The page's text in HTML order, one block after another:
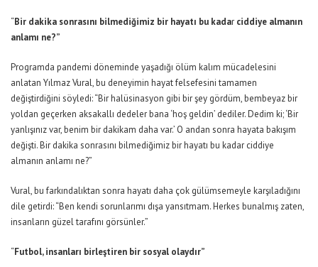
“Bir dakika sonrasını bilmediğimiz bir hayatı bu kadar ciddiye almanın
anlamı ne?”
Programda pandemi döneminde yaşadığı ölüm kalım mücadelesini
anlatan Yılmaz Vural, bu deneyimin hayat felsefesini tamamen
değiştirdiğini söyledi:“Bir halüsinasyon gibi bir şey gördüm,bembeyaz bir
yoldan geçerken aksakallı dedeler bana ‘hoş geldin’ dediler. Dedim ki; ‘Bir
yanlışınız var, benim bir dakikam daha var.’ O andan sonra hayata bakışım
değişti. Bir dakika sonrasını bilmediğimiz bir hayatı bu kadar ciddiye
almanın anlamı ne?”
Vural, bu farkındalıktan sonra hayatı daha çok gülümsemeyle karşıladığını
dile getirdi:“Ben kendi sorunlarımı dışa yansıtmam. Herkes bunalmış zaten,
insanların güzel tarafını görsünler.”
“Futbol, insanları birleştiren bir sosyal olaydır”